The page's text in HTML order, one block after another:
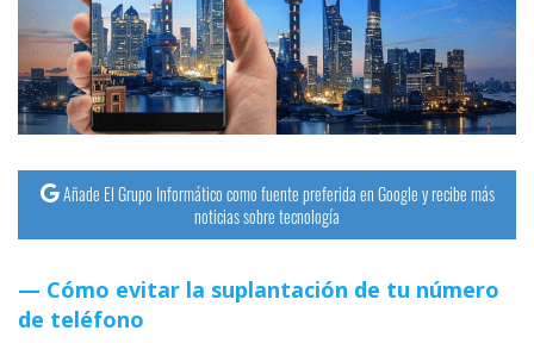
Operadores
Trucos
y
Tutoriales
Ciberseguridad
Añade El Grupo Informático como fuente preferida en Google y recibe más
noticias sobre tecnología
Cómo evitar la suplantación de tu número
de teléfono